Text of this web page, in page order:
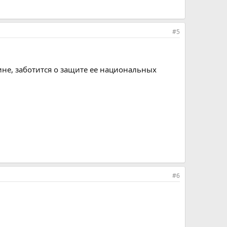
#5
заботится о защите ее национальных
#6